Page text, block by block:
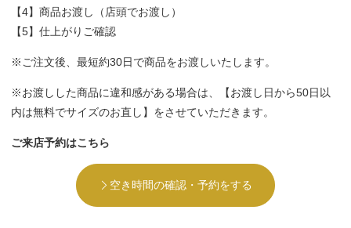
【4】商品お渡し（店頭でお渡し）
【5】仕上がりご確認
※ご注文後、最短約30日で商品をお渡しいたします。
※お渡しした商品に違和感がある場合は、【お渡し日から50日以
内は無料でサイズのお直し】をさせていただきます。
ご来店予約はこちら
空き時間の確認・予約をする